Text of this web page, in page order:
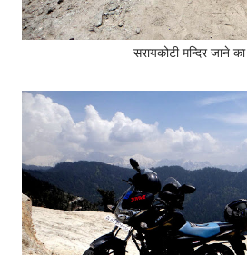
सरायकोटी मन्दिर जाने का